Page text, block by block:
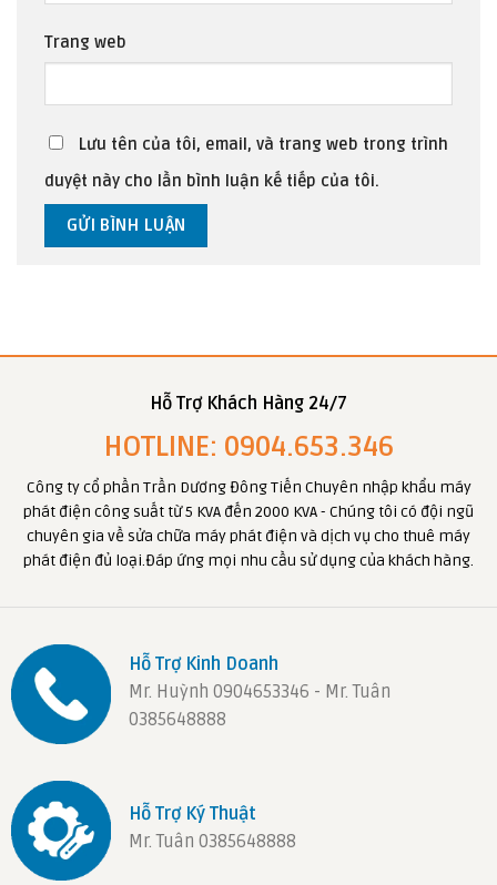
Trang web
Lưu tên của tôi, email, và trang web trong trình
duyệt này cho lần bình luận kế tiếp của tôi.
Hỗ Trợ Khách Hàng 24/7
HOTLINE: 0904.653.346
Công ty cổ phần Trần Dương Đông Tiến Chuyên nhập khẩu máy
phát điện công suất từ 5 KVA đến 2000 KVA - Chúng tôi có đội ngũ
chuyên gia về sửa chữa máy phát điện và dịch vụ cho thuê máy
phát điện đủ loại.Đáp ứng mọi nhu cầu sử dụng của khách hàng.
Hỗ Trợ Kinh Doanh
Mr. Huỳnh 0904653346 - Mr. Tuân
0385648888
Hỗ Trợ Ký Thuật
Mr. Tuân 0385648888